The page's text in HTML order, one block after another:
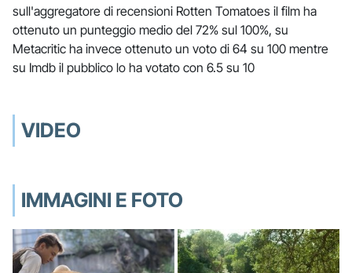
sull'aggregatore di recensioni Rotten Tomatoes il film ha
ottenuto un punteggio medio del 72% sul 100%, su
Metacritic ha invece ottenuto un voto di 64 su 100 mentre
su Imdb il pubblico lo ha votato con 6.5 su 10
VIDEO
IMMAGINI E FOTO